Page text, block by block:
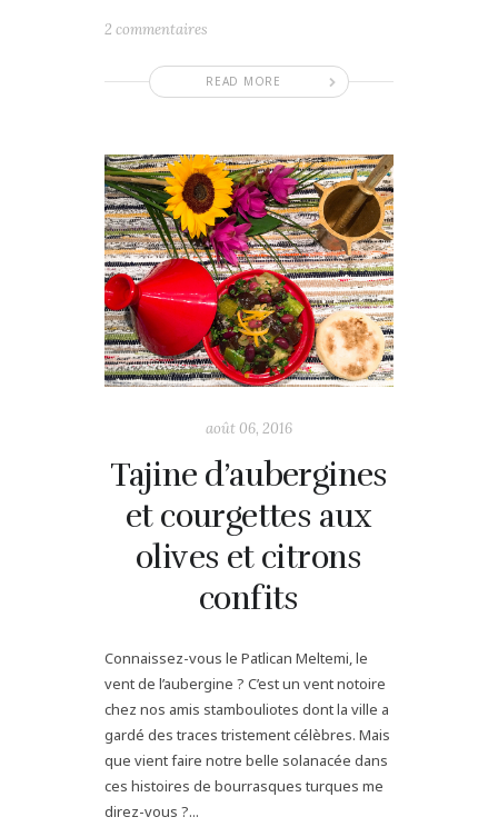
READ MORE
2 commentaires
août 06, 2016
Tajine d’aubergines
et courgettes aux
olives et citrons
confits
Connaissez-vous le Patlican Meltemi, le
vent de l’aubergine ? C’est un vent notoire
chez nos amis stambouliotes dont la ville a
gardé des traces tristement célèbres. Mais
que vient faire notre belle solanacée dans
ces histoires de bourrasques turques me
direz-vous ?...